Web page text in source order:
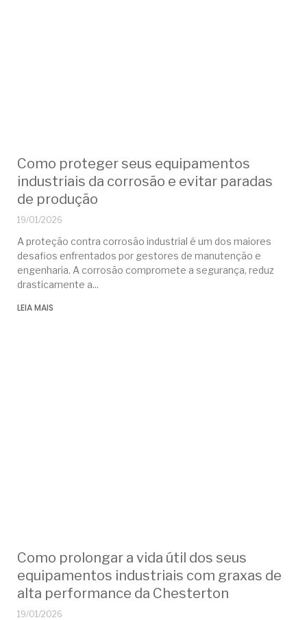
Como proteger seus equipamentos
industriais da corrosão e evitar paradas
de produção
19/01/2026
A proteção contra corrosão industrial é um dos maiores
desafios enfrentados por gestores de manutenção e
engenharia. A corrosão compromete a segurança, reduz
drasticamente a
LEIA MAIS
Como prolongar a vida útil dos seus
equipamentos industriais com graxas de
alta performance da Chesterton
19/01/2026